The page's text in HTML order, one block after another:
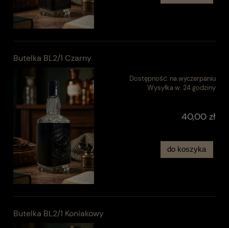
Butelka BL2/1 Czarny
Dostępność: na wyczerpaniu
Wysyłka w: 24 godziny
40,00 zł
do koszyka
Butelka BL2/1 Koniakowy